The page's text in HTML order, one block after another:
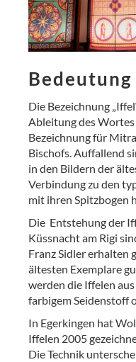
Die Bezeichnung
Ableitung des Wortes
Bezeichnung für
Bischofs. Auffallend
in den Bildern der
Verbindung zu den
mit ihren Spitzbogen
Die Entstehung der
Küssnacht am Rigi
Franz Sidler erhalten
ältesten Exemplare
werden die Iffelen
farbigem Seidenstoff
In Egerkingen hat
Iffelen 2005
Die Technik